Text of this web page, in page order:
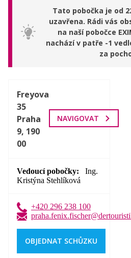
Tato pobočka je od
uzavřena. Rádi vás
na naší pobočce
nachází v patře -1
za
Freyova
35
Praha
9, 190
00
NAVIGOVAT
Vedoucí pobočky
Ing.
Kristýna Stehlíková
+420 296 238 100
OBJEDNAT SCHŮZKU